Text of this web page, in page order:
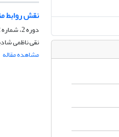
نقش روابط
دوره 2، شماره 2، بهمن 1399، صفحه
نقی ناظمی
مشاهده مقاله